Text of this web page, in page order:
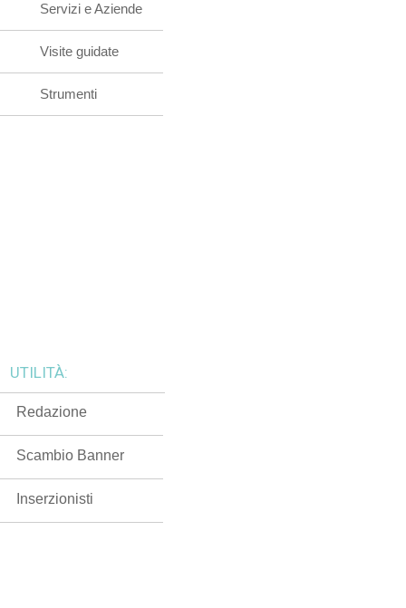
Servizi e Aziende
Visite guidate
Strumenti
UTILITÀ:
Redazione
Scambio Banner
Inserzionisti